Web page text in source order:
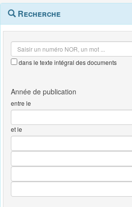
Navigation
outils
Menu
contextuel
Recherche
dans le texte intégral des documents
entre le
et le